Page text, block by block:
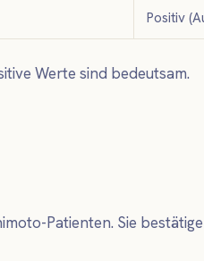
Positiv
Werte sind bedeutsam.
Patienten. Sie